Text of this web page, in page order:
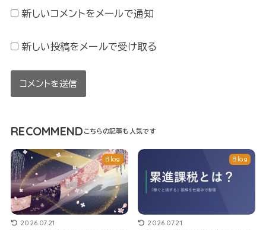
新しいコメントをメールで通知
新しい投稿をメールで受け取る
RECOMMEND
Blog
2026.07.21
Blog
2026.07.21